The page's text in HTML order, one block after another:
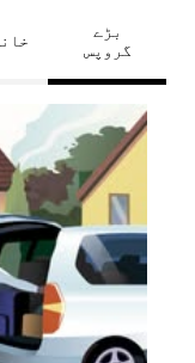
بڑے
گروپس